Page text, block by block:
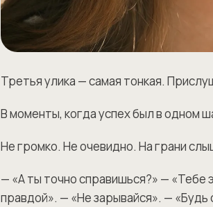
Третья улика — самая тонкая.
В моменты, когда успех был в одном
Не громко. Не очевидно. На грани
— «А ты точно справишься?» —
правдой». — «Не зарывайся». —